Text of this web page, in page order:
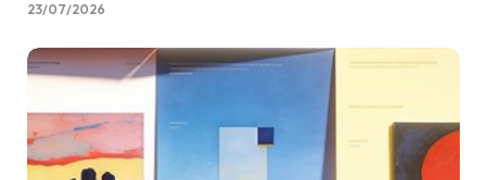
23/07/2026